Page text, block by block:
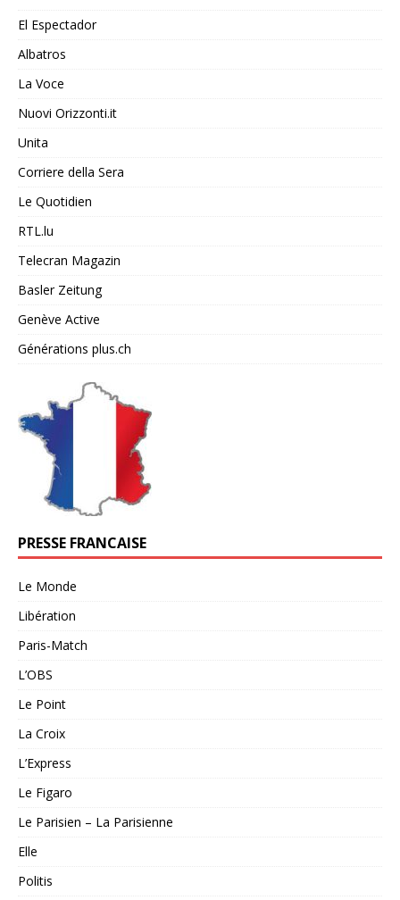
El Espectador
Albatros
La Voce
Nuovi Orizzonti.it
Unita
Corriere della Sera
Le Quotidien
RTL.lu
Telecran Magazin
Basler Zeitung
Genève Active
Générations plus.ch
PRESSE FRANCAISE
Le Monde
Libération
Paris-Match
L’OBS
Le Point
La Croix
L’Express
Le Figaro
Le Parisien – La Parisienne
Elle
Politis